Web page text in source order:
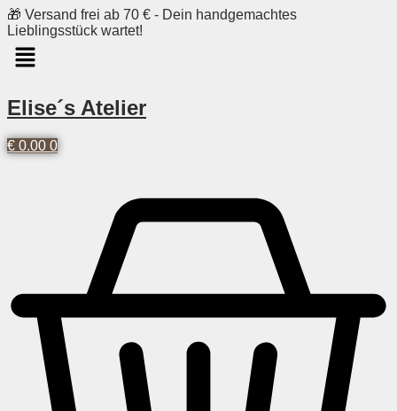
Skip
to
content
🎁 Versand frei ab 70 € - Dein handgemachtes
Lieblingsstück wartet!
Elise´s Atelier
€ 0.00 0